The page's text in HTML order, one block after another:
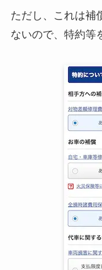
ただし、これは補
ないので、特約等